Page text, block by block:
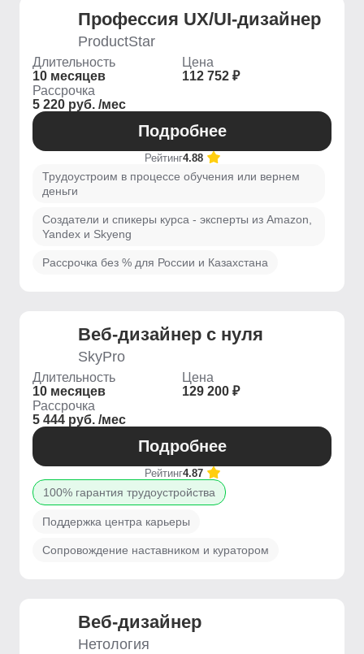
Профессия UX/UI-дизайнер
ProductStar
Длительность
10 месяцев
Цена
112 752 ₽
Рассрочка
5 220 руб. /мес
Подробнее
Рейтинг4.88
Трудоустроим в процессе обучения или вернем
деньги
Создатели и спикеры курса - эксперты из Amazon,
Yandex и Skyeng
Рассрочка без % для России и Казахстана
Веб-дизайнер с нуля
SkyPro
Длительность
10 месяцев
Цена
129 200 ₽
Рассрочка
5 444 руб. /мес
Подробнее
Рейтинг4.87
100% гарантия трудоустройства
Поддержка центра карьеры
Сопровождение наставником и куратором
Веб-дизайнер
Нетология